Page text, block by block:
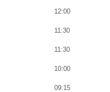
12:00
11:30
11:30
10:00
09:15